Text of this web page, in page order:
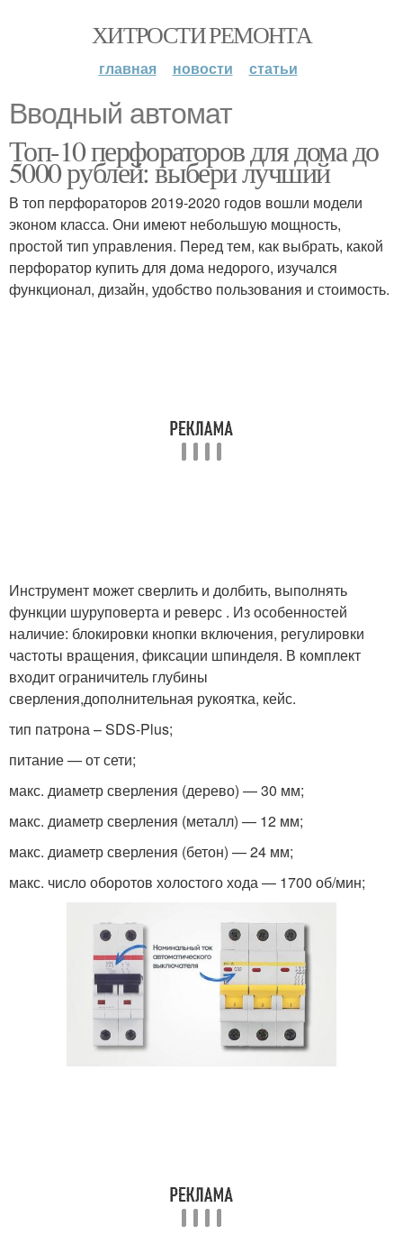
ХИТРОСТИ РЕМОНТА
главная новости статьи
Вводный автомат
Топ-10 перфораторов для дома до
5000 рублей: выбери лучший
В топ перфораторов 2019-2020 годов вошли модели
эконом класса. Они имеют небольшую мощность,
простой тип управления. Перед тем, как выбрать, какой
перфоратор купить для дома недорого, изучался
функционал, дизайн, удобство пользования и стоимость.
Инструмент может сверлить и долбить, выполнять
функции шуруповерта и реверс . Из особенностей
наличие: блокировки кнопки включения, регулировки
частоты вращения, фиксации шпинделя. В комплект
входит ограничитель глубины
сверления,дополнительная рукоятка, кейс.
тип патрона – SDS-Plus;
питание — от сети;
макс. диаметр сверления (дерево) — 30 мм;
макс. диаметр сверления (металл) — 12 мм;
макс. диаметр сверления (бетон) — 24 мм;
макс. число оборотов холостого хода — 1700 об/мин;